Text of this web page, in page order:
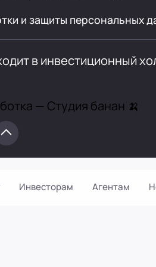
Инвесторам Агентам
и защиты персональных
в инвестиционный
— Студия банан 🍌